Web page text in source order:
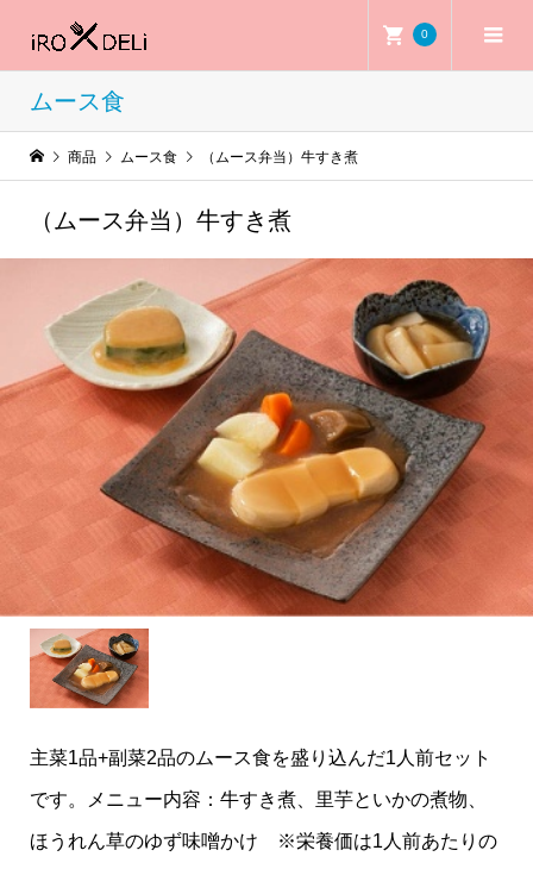
0
ムース食
商品 ムース食 （ムース弁当）牛すき煮
（ムース弁当）牛すき煮
主菜1品+副菜2品のムース食を盛り込んだ1人前セット
です。メニュー内容：牛すき煮、里芋といかの煮物、
ほうれん草のゆず味噌かけ ※栄養価は1人前あたりの